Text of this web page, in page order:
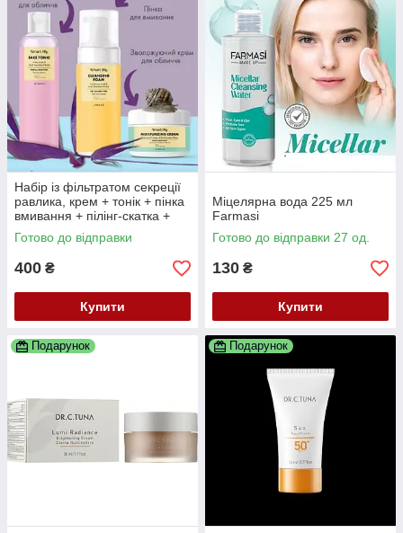
Набір із фільтратом секреції
равлика, крем + тонік + пінка
вмивання + пілінг-скатка +
Smart Life, Farmasi
Готово до відправки
400 ₴
Купити
Міцелярна вода 225 мл
Farmasi
Готово до відправки 27 од.
130 ₴
Купити
Подарунок Подарунок